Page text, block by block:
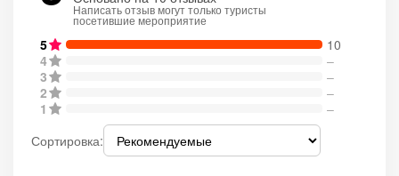
Написать отзыв могут только туристы
посетившие мероприятие
5
10
4
–
3
–
2
–
1
–
Сортировка: